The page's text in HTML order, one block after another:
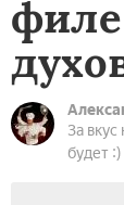
филе
За
будет :)